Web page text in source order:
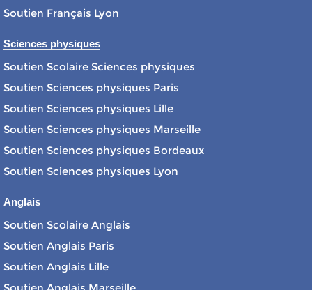
Soutien Français Lyon
Sciences physiques
Soutien Scolaire Sciences physiques
Soutien Sciences physiques Paris
Soutien Sciences physiques Lille
Soutien Sciences physiques Marseille
Soutien Sciences physiques Bordeaux
Soutien Sciences physiques Lyon
Anglais
Soutien Scolaire Anglais
Soutien Anglais Paris
Soutien Anglais Lille